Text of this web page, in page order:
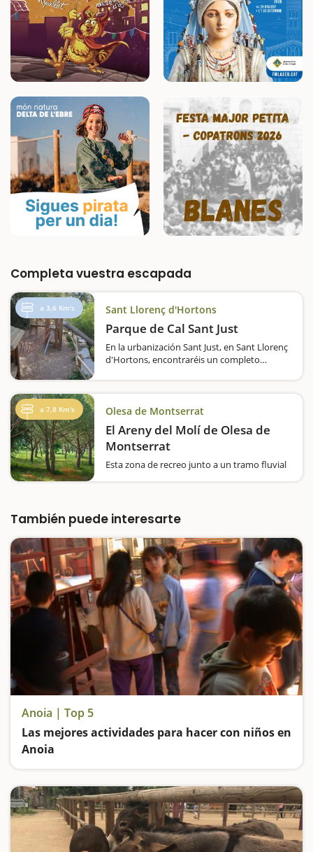
Completa vuestra escapada
a 3,6 Km's Sant Llorenç d'Hortons
Parque de Cal Sant Just
En la urbanización Sant Just, en Sant Llorenç
d'Hortons, encontraréis un completo
sobre todo, elementos de madera, como
puentes,…
a 7,8 Km's Olesa de Montserrat
El Areny del Molí de Olesa de
Montserrat
Esta zona de recreo junto a un tramo fluvial
del río Llobregat, ideal para una escapada en
familia?…
También puede interesarte
Anoia | Top 5
Las mejores actividades para hacer con niños en
Anoia